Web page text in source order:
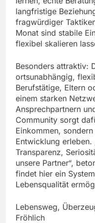
langfristige
fragwürdiger
Monat sind stabile
flexibel skalieren
Besonders attraktiv:
ortsunabhängig,
Berufstätige, Eltern
einem starken
Ansprechpartnern
Community sorgt
Einkommen,
Entwicklung erleben.
Transparenz,
unsere Partner“,
findet hier ein
Lebensqualität
Lebensweg,
Fröhlich